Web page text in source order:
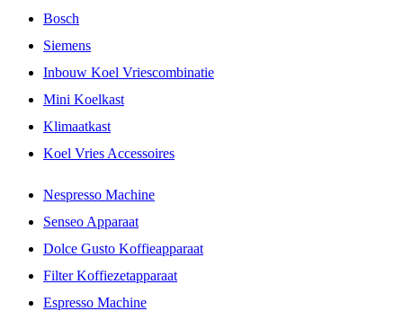
Bosch
Siemens
Inbouw Koel Vriescombinatie
Mini Koelkast
Klimaatkast
Koel Vries Accessoires
Nespresso Machine
Senseo Apparaat
Dolce Gusto Koffieapparaat
Filter Koffiezetapparaat
Espresso Machine